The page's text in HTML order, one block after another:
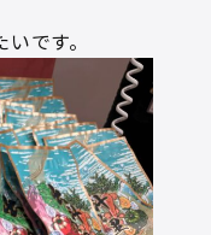
です。